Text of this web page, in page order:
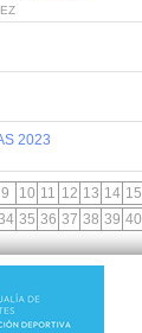
2023
9 10 11 12 13 14 15
35 36 37 38 39 40